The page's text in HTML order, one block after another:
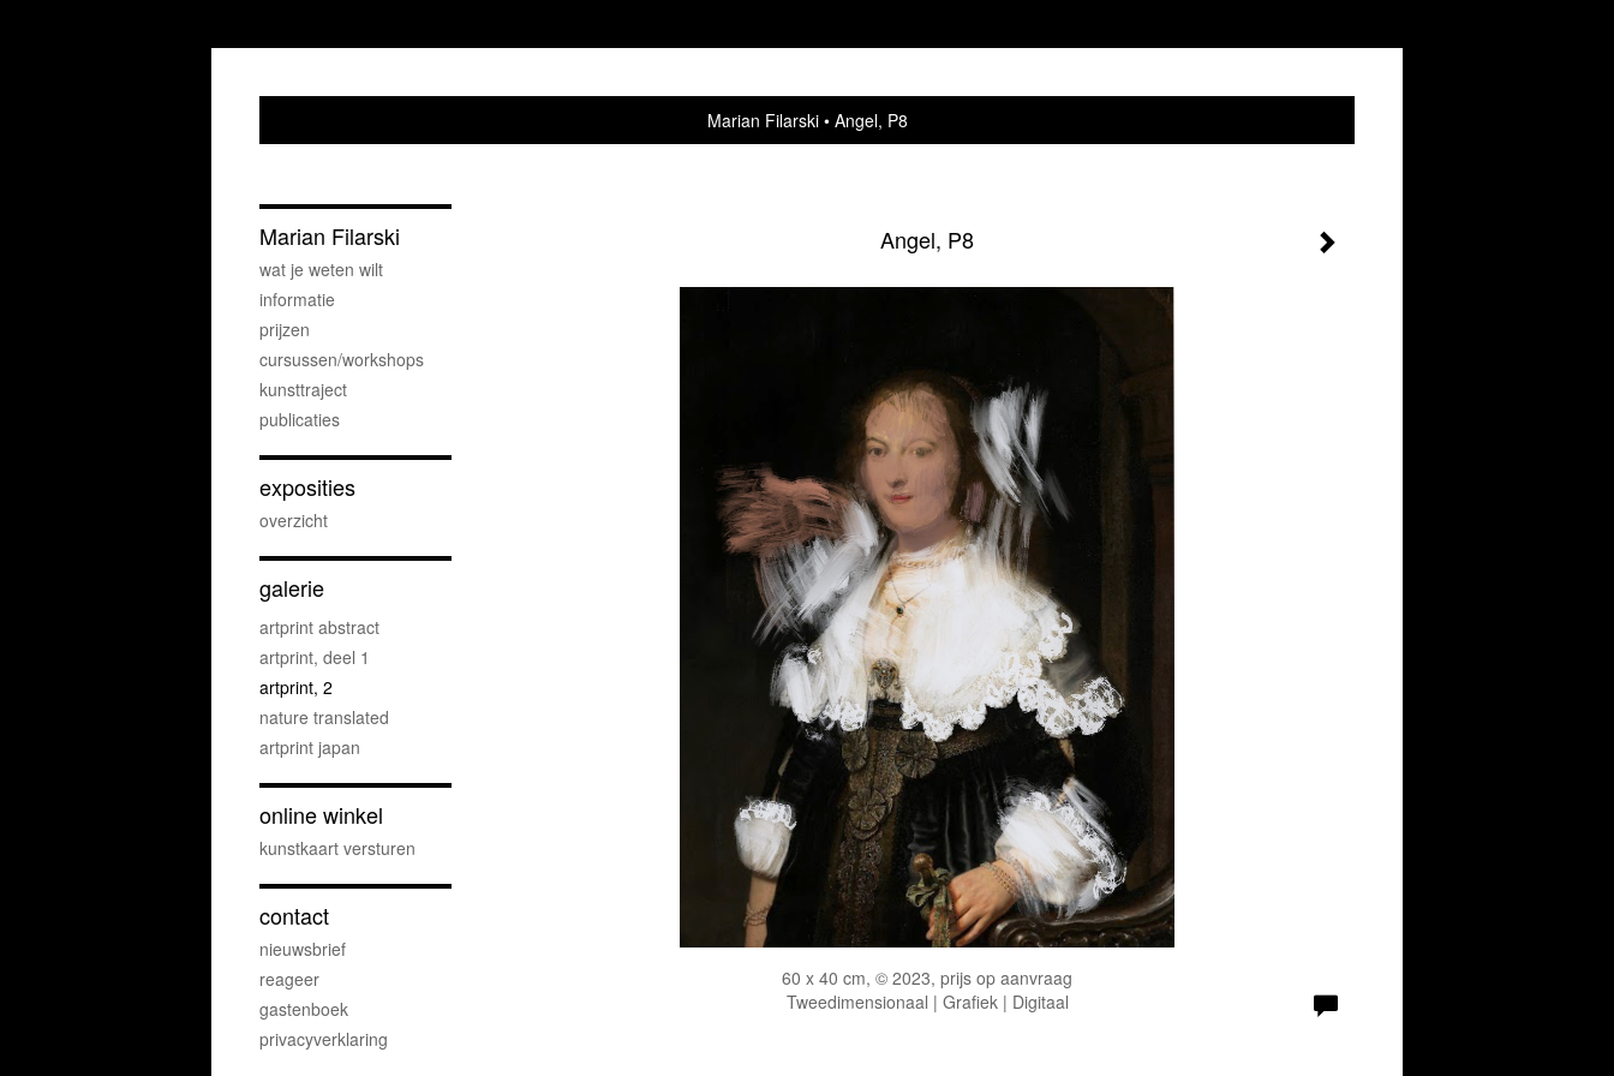
Marian Filarski Angel, P8
Angel, P8
60 x 40 cm, © 2023, prijs op aanvraag
Tweedimensionaal | Grafiek | Digitaal
Marian Filarski
wat je weten wilt
informatie
prijzen
cursussen/workshops
kunsttraject
publicaties
exposities
overzicht
galerie
artprint abstract
artprint, deel 1
artprint, 2
nature translated
artprint japan
online winkel
kunstkaart versturen
contact
nieuwsbrief
reageer
gastenboek
privacyverklaring